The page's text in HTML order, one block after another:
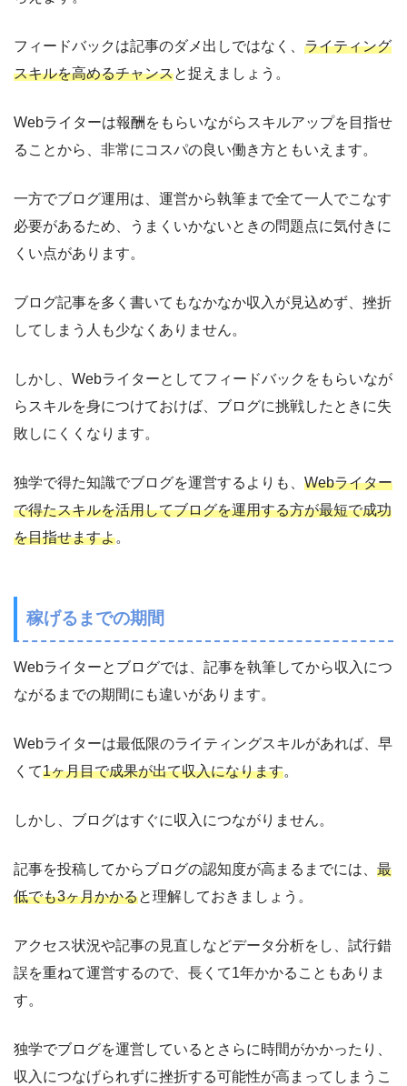
フィードバックは記事のダメ出しではなく、 ライティング
スキルを高めるチャンスと捉えましょう。
Webライターは報酬をもらいながらスキルアップを目指せ
ることから、非常にコスパの良い働き方ともいえます。
一方でブログ運用は、運営から執筆まで全て一人でこなす
必要があるため、うまくいかないときの問題点に気付きに
くい点があります。
ブログ記事を多く書いてもなかなか収入が見込めず、挫折
してしまう人も少なくありません。
しかし、Webライターとしてフィードバックをもらいなが
らスキルを身につけておけば、ブログに挑戦したときに失
敗しにくくなります。
独学で得た知識でブログを運営するよりも、 Webライター
で得たスキルを活用してブログを運用する方が最短で成功
を目指せますよ。
稼げるまでの期間
Webライターとブログでは、記事を執筆してから収入につ
ながるまでの期間にも違いがあります。
Webライターは最低限のライティングスキルがあれば、早
くて1ヶ月目で成果が出て収入になります。
しかし、ブログはすぐに収入につながりません。
記事を投稿してからブログの認知度が高まるまでには、 最
低でも3ヶ月かかると理解しておきましょう。
アクセス状況や記事の見直しなどデータ分析をし、試行錯
誤を重ねて運営するので、長くて1年かかることもありま
す。
独学でブログを運営しているとさらに時間がかかったり、
収入につなげられずに挫折する可能性が高まってしまうこ